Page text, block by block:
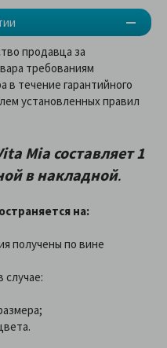
продавца за
требованиям
в течение гарантийного
установленных правил
Mia составляет 1
в накладной.
на:
получены по вине
случае: